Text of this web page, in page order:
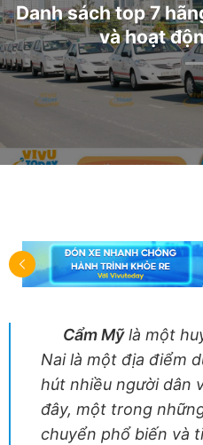
Danh sách top 7
và hoạt
Cẩm Mỹlà một
Nai là một địa điểm
hút nhiều người dân
đây, một trong
chuyển phổ biến và